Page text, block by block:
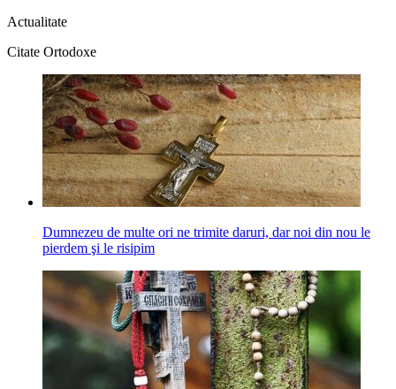
Actualitate
Citate Ortodoxe
Dumnezeu de multe ori ne trimite daruri, dar noi din nou le
pierdem şi le risipim